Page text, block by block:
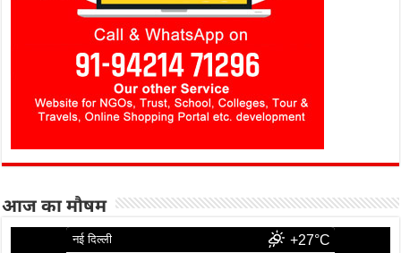
आज का मौषम
नई दिल्ली +27°C